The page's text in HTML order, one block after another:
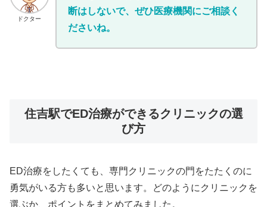
ドクター
断はしないで、ぜひ医療機関にご相談く
ださいね。
住吉駅でED治療ができるクリニックの選
び方
ED治療をしたくても、専門クリニックの門をたたくのに
勇気がいる方も多いと思います。どのようにクリニックを
選ぶか、ポイントをまとめてみました。